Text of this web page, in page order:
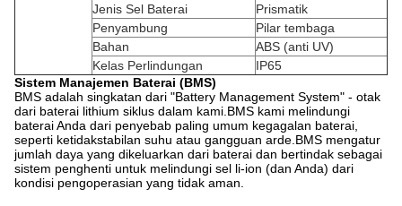
Jenis Sel Baterai
Prismatik
Penyambung
Pilar tembaga
Bahan
ABS (anti UV)
Kelas Perlindungan
IP65
Sistem Manajemen Baterai (BMS)
BMS adalah singkatan dari "Battery Management System" - otak
dari baterai lithium siklus dalam kami.BMS kami melindungi
baterai Anda dari penyebab paling umum kegagalan baterai,
seperti ketidakstabilan suhu atau gangguan arde.BMS mengatur
jumlah daya yang dikeluarkan dari baterai dan bertindak sebagai
sistem penghenti untuk melindungi sel li-ion (dan Anda) dari
kondisi pengoperasian yang tidak aman.